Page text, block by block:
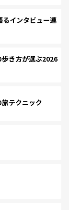
るインタビュー連
き方が選ぶ2026
テクニック